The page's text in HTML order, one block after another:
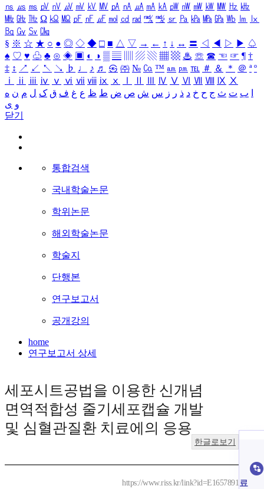
㎱ ㎲ ㎳ ㎴ ㎵ ㎶ ㎷ ㎸ ㎹ ㎀ ㎁ ㎂ ㎃ ㎄ ㎺ ㎻ ㎽ ㎾ ㎿ ㎐ ㎑
㎒ ㎓ ㎔ Ω ㏀ ㏁ ㎊ ㎋ ㎌ ㏖ ㏅ ㎭ ㎮ ㎯ ㏛ ㎩ ㎪ ㎫ ㎬ ㏝ ㏐
㏓
㏃ ㏉ ㏜ ㏆
§ ※ ☆ ★ ○ ● ◎ ◇ ◆ □ ■ △ ▽ → ← ↑ ↓ ↔ 〓 ◁ ◀ ▷ ▶ ♤
♠ ♡ ♥ ♧ ♣ ⊙ ◈ ▣ ◐ ◑ ▒ ▤ ▨ ▧ ▦ ▩ ♨ ☏ ☎ ☜ ☞ ¶ †
‡ ↕ ↗ ↙ ↖ ↘ ♭ ♩ ♪ ♬ ㉿ ㈜ № ㏇ ™ ㏂ ㏘ ℡ ＃ ＆ ＊ ＠ ª º
ⅰ
ⅱ ⅲ ⅳ ⅴ ⅵ ⅶ ⅷ ⅸ ⅹ Ⅳ Ⅴ Ⅵ Ⅶ Ⅷ Ⅸ Ⅹ
ب ت ث ج ح خ د ذ ر ز س ش ص ض ط ظ ع غ ف ق ک ل م ن ه
و ی
닫기
통합검색
국내학술논문
학위논문
해외학술논문
학술지
단행본
연구보고서
공개강의
home
연구보고서 상세
세포시트공법을 이용한 신개념
면역적합성 줄기세포캡슐 개발
및 심혈관질환 치료에의 응용
한글로보기
https://www.riss.kr/link?id=E1657891료